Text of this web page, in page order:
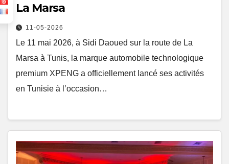
La Marsa
11-05-2026
Le 11 mai 2026, à Sidi Daoued sur la route de La
Marsa à Tunis, la marque automobile technologique
premium XPENG a officiellement lancé ses activités
en Tunisie à l’occasion…